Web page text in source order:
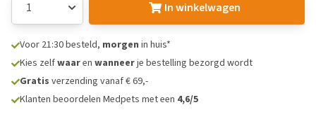
In winkelwagen
Voor 21:30 besteld, morgen in huis*
Kies zelfwaaren wanneerje bestelling bezorgd wordt
Gratis verzending vanaf € 69,-
Klanten beoordelen Medpets met een 4,6/5